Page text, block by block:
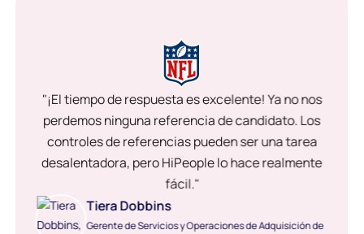
"¡El tiempo de respuesta es excelente! Ya no nos
perdemos ninguna referencia de candidato. Los
controles de referencias pueden ser una tarea
desalentadora, pero HiPeople lo hace realmente
fácil."
Tiera Dobbins
Gerente de Servicios y Operaciones de Adquisición de